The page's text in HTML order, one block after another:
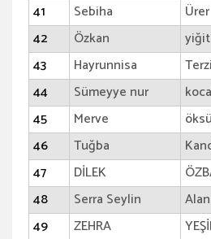
41
Sebiha
Ürer
42
Özkan
yiğit
43
Hayrunnisa
Terzi
44
Sümeyye nur
45
Merve
46
Tuğba
47
DİLEK
48
Serra Seylin
Alan
49
ZEHRA